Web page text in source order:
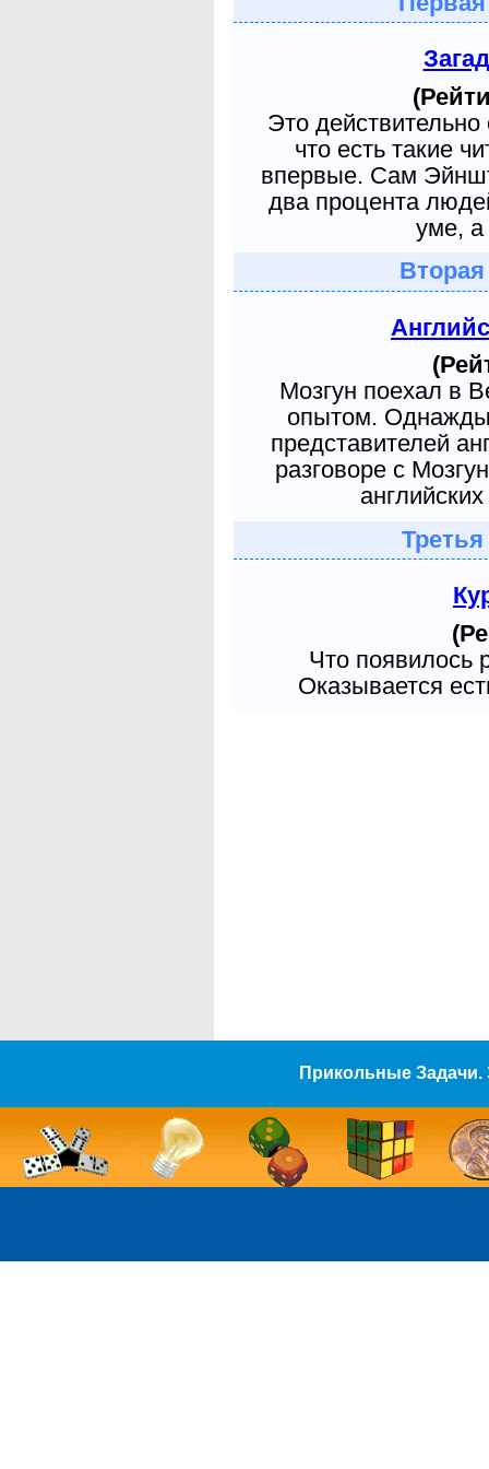
Это
что есть такие
впервые. Сам
два процента
уме, а
Мозгун поехал в
опытом. Однажды
представителей
разговоре с
Что появилось
Оказывается
Прикольные Задачи.